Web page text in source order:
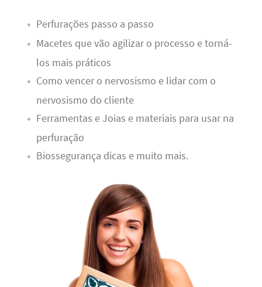
Perfurações passo a passo
Macetes que vão agilizar o processo e torná-
los mais práticos
Como vencer o nervosismo e lidar com o
nervosismo do cliente
Ferramentas e Joias e materiais para usar na
perfuração
Biossegurança dicas e muito mais.